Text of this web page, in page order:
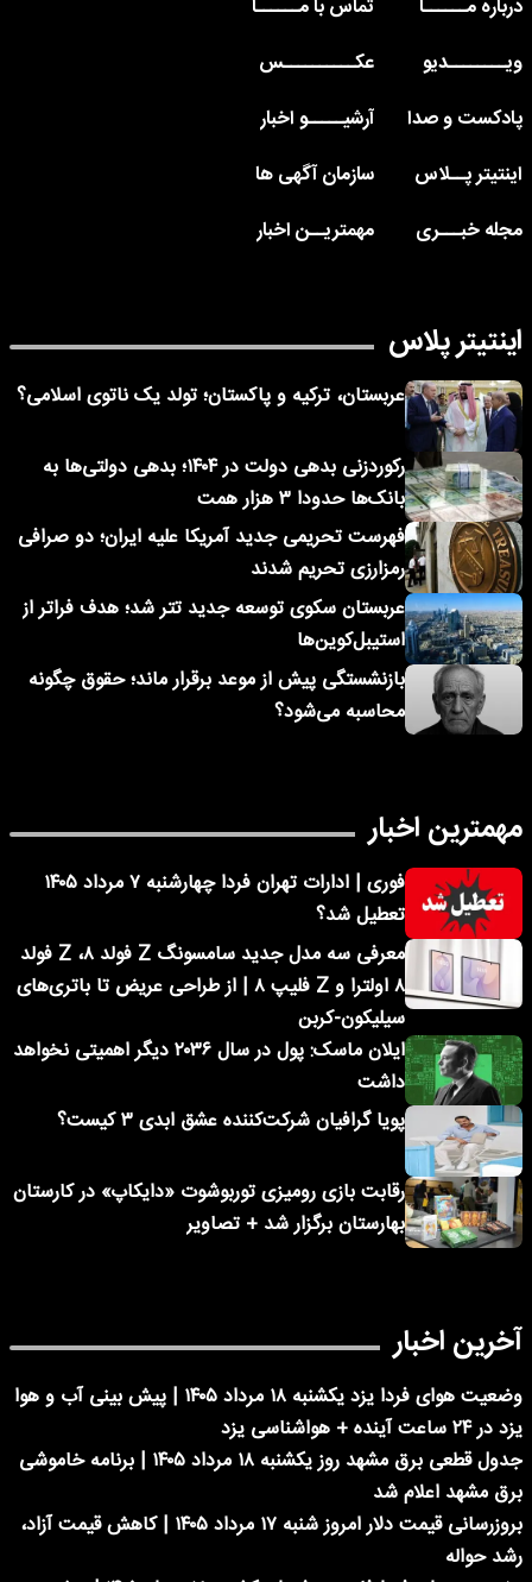
درباره مــــــا
تماس با مــــــا
ویــــــــدیو
عکــــــــــس
پادکست و صدا
آرشیـــــو اخبار
اینتیتر پــلاس
سازمان آگهی ها
مجله خبـــری
مهمتریــن اخبار
اینتیتر پلاس
عربستان، ترکیه و پاکستان؛ تولد یک ناتوی اسلامی؟
رکوردزنی بدهی دولت در ۱۴۰۴؛ بدهی دولتی‌ها به
بانک‌ها حدودا ۳ هزار همت
فهرست تحریمی جدید آمریکا علیه ایران؛ دو صرافی
رمزارزی تحریم شدند
عربستان سکوی توسعه جدید تتر شد؛ هدف فراتر از
استیبل‌کوین‌ها
بازنشستگی پیش از موعد برقرار ماند؛ حقوق چگونه
محاسبه می‌شود؟
مهمترین اخبار
فوری | ادارات تهران فردا چهارشنبه ۷ مرداد ۱۴۰۵
تعطیل شد؟
معرفی سه مدل جدید سامسونگ Z فولد ۸، Z فولد
۸ اولترا و Z فلیپ ۸ | از طراحی عریض تا باتری‌های
سیلیکون-کربن
ایلان ماسک: پول در سال ۲۰۳۶ دیگر اهمیتی نخواهد
داشت
پویا گرافیان شرکت‌کننده عشق ابدی ۳ کیست؟
رقابت بازی رومیزی توربوشوت «دایکاپ» در کارستان
بهارستان برگزار شد + تصاویر
آخرین اخبار
وضعیت هوای فردا یزد یکشنبه ۱۸ مرداد ۱۴۰۵ | پیش بینی آب و هوا
یزد در ۲۴ ساعت آینده + هواشناسی یزد
جدول قطعی برق مشهد روز یکشنبه ۱۸ مرداد ۱۴۰۵ | برنامه خاموشی
برق مشهد اعلام شد
بروزرسانی قیمت دلار امروز شنبه ۱۷ مرداد ۱۴۰۵ | کاهش قیمت آزاد،
رشد حواله